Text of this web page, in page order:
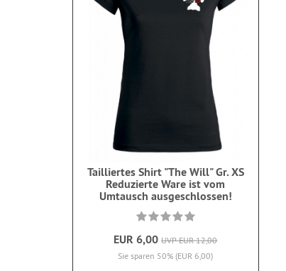
Tailliertes Shirt "The Will" Gr. XS
Reduzierte Ware ist vom
Umtausch ausgeschlossen!
EUR 6,00 UVP EUR 12,00
Sie sparen 50% (EUR 6,00)